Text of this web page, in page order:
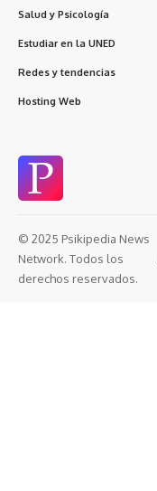
Salud y Psicología
Estudiar en la UNED
Redes y tendencias
Hosting Web
© 2025 Psikipedia News
Network. Todos los
derechos reservados.